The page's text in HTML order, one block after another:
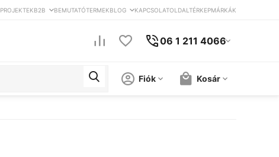
PROJEKTEKB2B BEMUTATÓTERMEKBLOG KAPCSOLATOLDALTÉRKEPMÁRKÁK
06 1 211 4066
Kosár
Fiók